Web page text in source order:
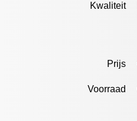
Kwaliteit
Prijs
Voorraad